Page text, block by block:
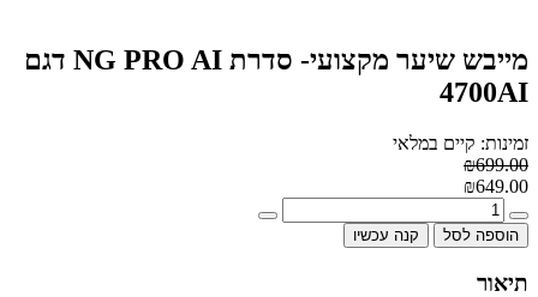
מייבש שיער מקצועי- סדרת NG PRO AI דגם
4700AI
זמינות: קיים במלאי
₪699.00
₪649.00
הוספה לסל קנה עכשיו
תיאור